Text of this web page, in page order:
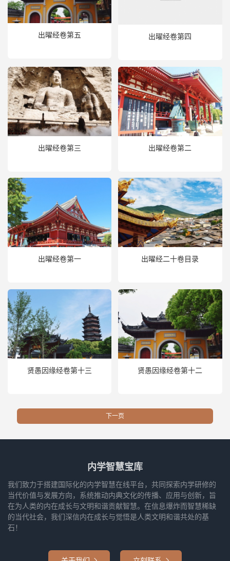
出曜经卷第五 出曜经卷第四
出曜经卷第三 出曜经卷第二
出曜经卷第一 出曜经二十卷目录
贤愚因缘经卷第十三 贤愚因缘经卷第十二
下一页
内学智慧宝库
我们致力于搭建国际化的内学智慧在线平台，共同探索内学研修的
当代价值与发展方向，系统推动内典文化的传播、应用与创新，旨
在为人类的内在成长与文明和谐贡献智慧。在信息爆炸而智慧稀缺
的当代社会，我们深信内在成长与觉悟是人类文明和谐共处的基
石！